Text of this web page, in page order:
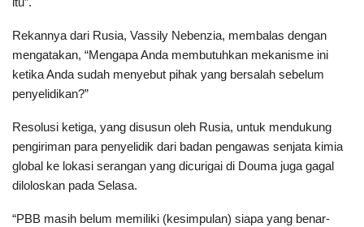
Rekannya dari Rusia, Vassily Nebenzia, membalas dengan
mengatakan, “Mengapa Anda membutuhkan mekanisme ini
ketika Anda sudah menyebut pihak yang bersalah sebelum
penyelidikan?”
Resolusi ketiga, yang disusun oleh Rusia, untuk mendukung
pengiriman para penyelidik dari badan pengawas senjata kimia
global ke lokasi serangan yang dicurigai di Douma juga gagal
diloloskan pada Selasa.
“PBB masih belum memiliki (kesimpulan) siapa yang benar-